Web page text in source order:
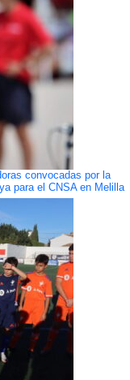
convocadas por la
para el CNSA en Melilla